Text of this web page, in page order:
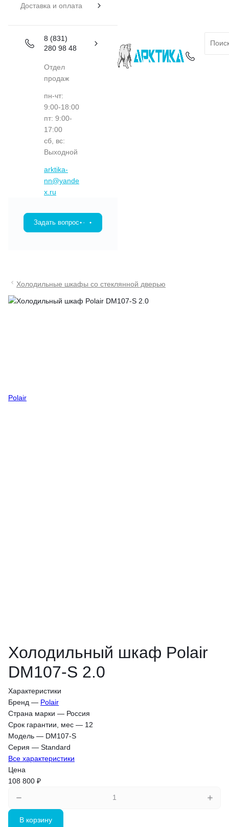
Доставка и оплата
8 (831)
280 98 48
Отдел
продаж
пн-чт:
9:00-18:00
пт: 9:00-
17:00
сб, вс:
Выходной
arktika-
nn@yande
x.ru
Задать вопрос
Холодильные шкафы со стеклянной дверью
Polair
Холодильный шкаф Polair
DM107-S 2.0
Характеристики
Бренд — Polair
Страна марки — Россия
Срок гарантии, мес — 12
Модель — DM107-S
Серия — Standard
Все характеристики
Цена
108 800 ₽
В корзину